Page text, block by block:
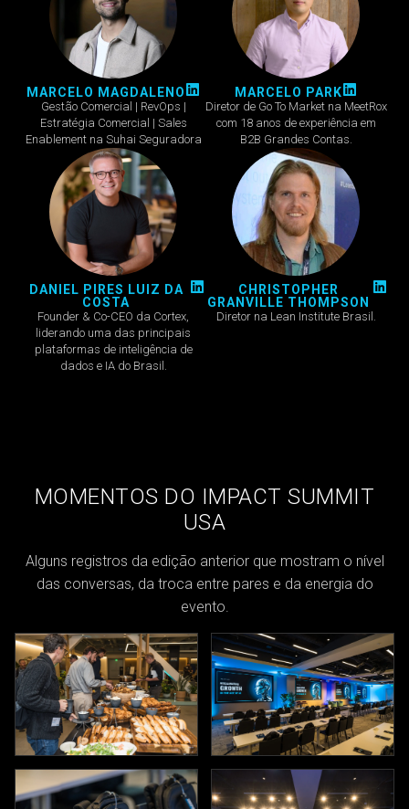
MARCELO MAGDALENO
Gestão Comercial | RevOps |
Estratégia Comercial | Sales
Enablement na Suhai Seguradora
MARCELO PARK
Diretor de Go To Market na MeetRox
com 18 anos de experiência em
B2B Grandes Contas.
DANIEL PIRES LUIZ DA
COSTA
Founder & Co-CEO da Cortex,
liderando uma das principais
plataformas de inteligência de
dados e IA do Brasil.
CHRISTOPHER
GRANVILLE THOMPSON
Diretor na Lean Institute Brasil.
MOMENTOS DO IMPACT SUMMIT
USA
Alguns registros da edição anterior que mostram o nível
das conversas, da troca entre pares e da energia do
evento.